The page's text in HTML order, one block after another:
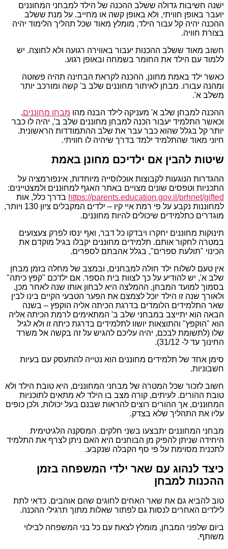
ישנה חשיבות גדולה ששלב ההכנה של הילד למבחני המחוננים
יועבר באופן חוויתי, ולא באופן קשה או מחייב. על מנת ששלב
ההכנה יהיה קל עבור הילד, מומלץ מאוד שכל תהליך הלימוד יהיה
בצורת חוויה.
חשוב מאוד ששלב ההכנות יעבור באווירה רגועה ולא לחוצה. יש
ללמוד עם הילד את החומר בשמחה ובאופן רגוע.
כאשר ילד באמת מחונן, ההכנה לקראת הבחינה תהיה פשוטה
ומהנה עבורו. מבחן לאיתור מחוננים שלב ב' קשה ומורכב יותר
משלב א'.
ההכנה למבחן שלב א' מעניקה לילד הבנה מהו מבחן מחוננים,
וכאשר התלמיד יעבור הכנה למבחן מחוננים שלב ב', יהיה לו כבר
יותר קל בגלל שהוא כבר עבר את שלב ההתמודדות הראשונית.
חיוני מאוד שהתלמיד ילמד בדרך שיהיה לו חוויתי.
שיטות להבין אם ילדיכם מחונן באמת
ההגדרות הנוגעות לקבוצות אוכלוסייה מיוחדות, אינפורמציה על
התכניות וטפסים שונים מצויים באתר האגף למחוננים ולמצטיינים:
https://parents.education.gov.il/prhnet/gifted בדרך כלל, אות
למחוננות נקבע על פי רמת איי קיו – ילדים המקבלים ציון 130 ויותר,
מוגדרים כתלמידים שיכולים להיות מחוננים.
תינוקות מחוננים יחקרו ויבדקו כל דבר, ואף ינסו לפרק צעצועים
במטרה לחקור אותם. תלמידים מחוננים יקבלו בגיל מוקדם את
הכינוי "תולעת ספרים", בגלל אהבתם לספרים.
אין טעם לשלוח ילד חולה למבחנים, ובמצב של מחלה בזמן מבחן
שלב א', יש להודיע על כך לצוות בית הספר. אם ילדכם "קפץ כיתה"
בסמוך למועד המבחן, ההמלצה היא לבחון אותו שנה לאחר מכן,
ולאורך שנה זו הילד יוכל לצמצם את הפער הטבעי הקיים בינו לבין
שאר התלמידים הלומדים בדרגת הכיתה אליה הוקפץ – בשנה
הבאה הוא יתייצב במבחני שלב ב' המתאימים לרמת הכיתה אליה
הוא "הוקפץ" והתוצאות יושוו לתלמידים בדרגת כיתה זו ולא לגיל
שלו (לתשומת לבכם, יהיה עליכם להגיש על זה בקשה אל משרד
החינוך עד ל- 31/12).
סימן אחד של תלמידים מחוננים הוא נטייה להתעסק עם בעיות
חשבוניות.
חשוב לזכור שכל המטרה של מבחני המחוננים, היא טובת הילד ולא
טובת ההורים. לעיתים, קורה מצב בו הילד לא מתאים לתוכניות
המחוננים, אך ההורים רוצים להראות שבנם בעל יכולות, ולכן כופים
עליו את התהליך שלא בצדק.
מבחני המחוננים יתבצעו בשני חלקים. המסקנה הלגיטימית
היחידה שניתן להפיק מן הבוחנים היא האם ניתן לצרף את התלמיד
לתכנית מסוימת על פי סף הקבלה שנקבע.
כיצד לנהוג עם שאר ילדי המשפחה בזמן
ההכנות למבחן
טוב להביא גם את שאר האחים לחוגים שהם אוהבים. כדאי לתת
לילדים האחרים לנסות גם לפתור שאלות מתוך תרגילי ההכנה.
ביום שלפני המבחן, מומלץ לצאת עם כל בני המשפחה לבילוי
משותף.